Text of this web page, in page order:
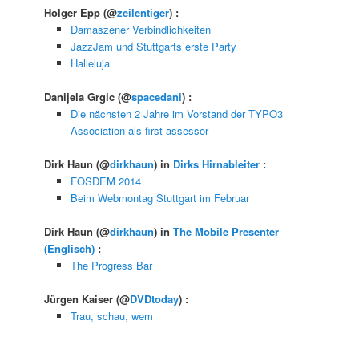
Holger Epp(@zeilentiger) :
Damaszener Verbindlichkeiten
JazzJam und Stuttgarts erste Party
Halleluja
Danijela Grgic(@spacedani) :
Die nächsten 2 Jahre im Vorstand der TYPO3
Association als first assessor
Dirk Haun(@dirkhaun) in Dirks Hirnableiter :
FOSDEM 2014
Beim Webmontag Stuttgart im Februar
Dirk Haun(@dirkhaun) inThe Mobile Presenter
(Englisch) :
The Progress Bar
Jürgen Kaiser(@DVDtoday) :
Trau, schau, wem